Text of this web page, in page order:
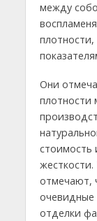
между
Они
плотности
стоимость
отмечают,
очевидные
отделки